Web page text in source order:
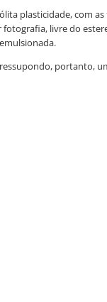
plasticidade, com
livre do
portanto,